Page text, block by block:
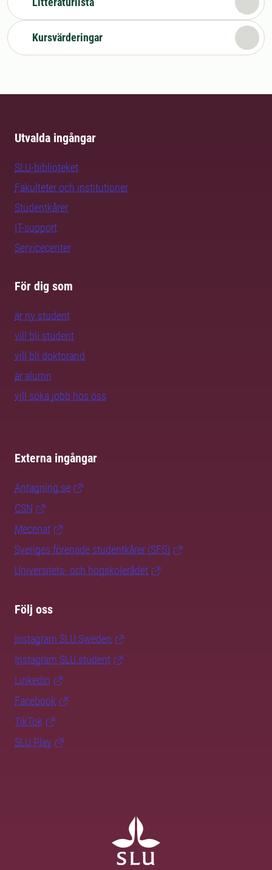
Kursvärderingar
Utvalda ingångar
SLU-biblioteket
Fakulteter och institutioner
Studentkårer
IT-support
Servicecenter
För dig som
är ny student
vill bli student
vill bli doktorand
är alumn
vill söka jobb hos oss
Externa ingångar
Antagning.se
CSN
Mecenat
Sveriges förenade studentkårer (SFS)
Universitets- och högskolerådet
Följ oss
Instagram SLU.Sweden
Instagram SLU.student
LinkedIn
Facebook
TikTok
SLU Play